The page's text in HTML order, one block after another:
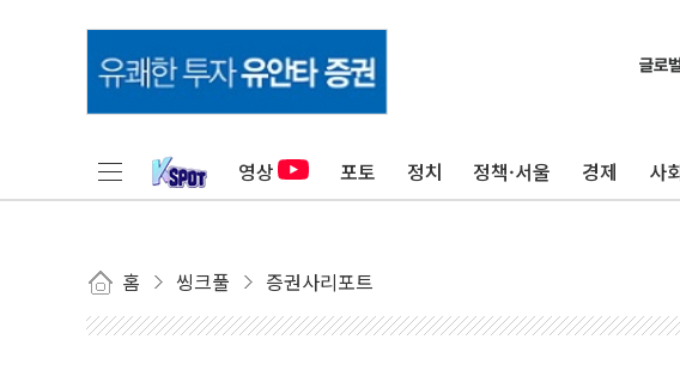
영상 포토 정치 정책·서울 경제 사
홈 씽크풀 증권사리포트